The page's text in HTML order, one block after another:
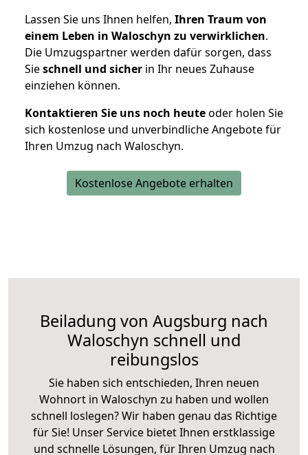
Lassen Sie uns Ihnen helfen, Ihren Traum von
einem Leben in Waloschyn zu verwirklichen.
Die Umzugspartner werden dafür sorgen, dass
Sieschnell und sicher in Ihr neues Zuhause
einziehen können.
Kontaktieren Sie uns noch heuteoder holen Sie
sich kostenlose und unverbindliche Angebote für
Ihren Umzug nach Waloschyn.
Kostenlose Angebote erhalten
Beiladung von Augsburg nach
Waloschyn schnell und
reibungslos
Sie haben sich entschieden, Ihren neuen
Wohnort in Waloschyn zu haben und wollen
schnell loslegen? Wir haben genau das Richtige
für Sie! Unser Service bietet Ihnen erstklassige
und schnelle Lösungen, für Ihren Umzug nach